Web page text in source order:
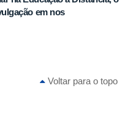
em nos
Voltar para o topo